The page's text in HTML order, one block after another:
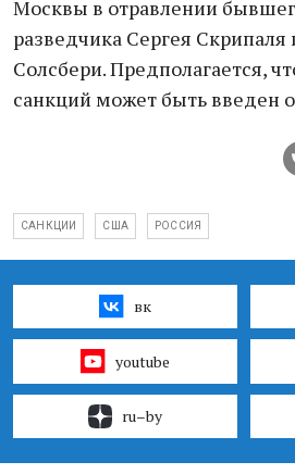
Москвы в отравлении
разведчика Сергея Скрипаля
Солсбери. Предполагается,
санкций может быть введен
САНКЦИИ США РОССИЯ
вк
youtube
ru–by